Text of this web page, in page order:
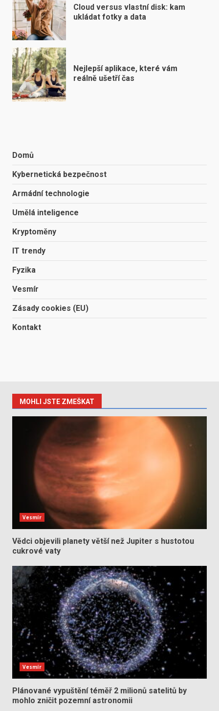
Cloud versus vlastní disk: kam
ukládat fotky a data
Nejlepší aplikace, které vám
reálně ušetří čas
Domů
Kybernetická bezpečnost
Armádní technologie
Umělá inteligence
Kryptoměny
IT trendy
Fyzika
Vesmír
Zásady cookies (EU)
Kontakt
MOHLI JSTE ZMEŠKAT
Vesmír
Vědci objevili planety větší než Jupiter s hustotou
cukrové vaty
Vesmír
Plánované vypuštění téměř 2 milionů satelitů by
mohlo zničit pozemní astronomii